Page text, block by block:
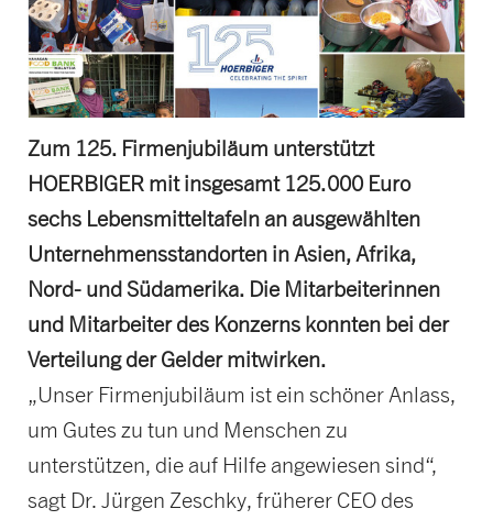
Zum 125. Firmenjubiläum unterstützt
HOERBIGER mit insgesamt 125.000 Euro
sechs Lebensmitteltafeln an ausgewählten
Unternehmensstandorten in Asien, Afrika,
Nord- und Südamerika. Die Mitarbeiterinnen
und Mitarbeiter des Konzerns konnten bei der
Verteilung der Gelder mitwirken.
„Unser Firmenjubiläum ist ein schöner Anlass,
um Gutes zu tun und Menschen zu
unterstützen, die auf Hilfe angewiesen sind“,
sagt Dr. Jürgen Zeschky, früherer CEO des